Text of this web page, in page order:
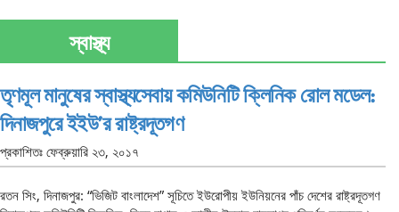
স্বাস্থ্য
তৃণমূল মানুষের স্বাস্থ্যসেবায় কমিউনিটি ক্লিনিক রোল মডেল:
দিনাজপুরে ইইউ’র রাষ্ট্রদূতগণ
প্রকাশিতঃ ফেব্রুয়ারি ২৩, ২০১৭
রতন সিং, দিনাজপুর: “ভিজিট বাংলাদেশ” সূচিতে ইউরোপীয় ইউনিয়নের পাঁচ দেশের রাষ্ট্রদূতগণ